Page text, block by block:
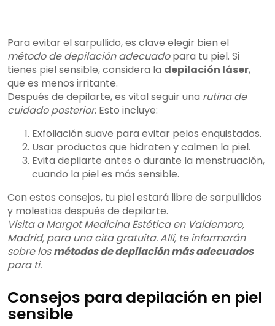
Para evitar el sarpullido, es clave elegir bien el
método de depilación adecuadopara tu piel. Si
tienes piel sensible, considera la depilación láser,
que es menos irritante.
Después de depilarte, es vital seguir una rutina de
cuidado posterior. Esto incluye:
Exfoliación suave para evitar pelos enquistados.
Usar productos que hidraten y calmen la piel.
Evita depilarte antes o durante la menstruación,
cuando la piel es más sensible.
Con estos consejos, tu piel estará libre de sarpullidos
y molestias después de depilarte.
Visita a Margot Medicina Estética en Valdemoro,
Madrid, para una cita gratuita. Allí, te informarán
sobre losmétodos de depilación más adecuados
para ti.
Consejos para depilación en piel
sensible